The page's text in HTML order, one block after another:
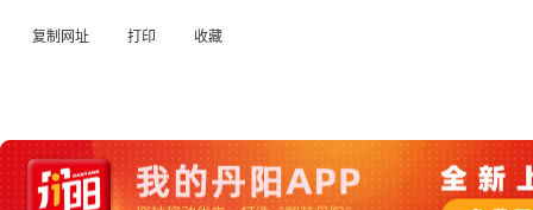
复制网址 打印 收藏